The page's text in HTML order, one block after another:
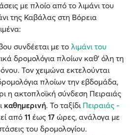
με πλοίο από το λιμάνι του
της Καβάλας στη Βόρεια
συνδέεται με το λιμάνι του
δρομολόγια πλοίων καθ' όλη τη
Τον χειμώνα εκτελούνται
πλοίων την εβδομάδα,
η ακτοπλοϊκή σύνδεση Πειραιάς
καθημερινή. Το ταξίδι Πειραιάς -
από 11 έως 17 ώρες, ανάλογα με
του δρομολογίου.